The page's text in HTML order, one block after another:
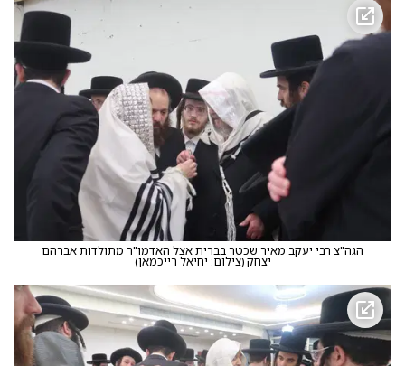
הגה"צ רבי יעקב מאיר שכטר בברית אצל האדמו"ר מתולדות אברהם
יצחק(צילום: יחיאל רייכמאן)